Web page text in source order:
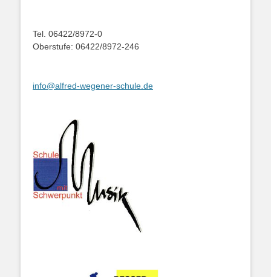
Tel. 06422/8972-0
Oberstufe: 06422/8972-246
info@alfred-wegener-schule.de